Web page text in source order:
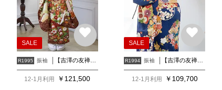
SALE
R1995 振袖 【吉澤の友禅】白 貝桶に吉祥花
12-1月利用 ￥ 121,500
SALE
R1994 振袖
12-1月利用 ￥ 109,700